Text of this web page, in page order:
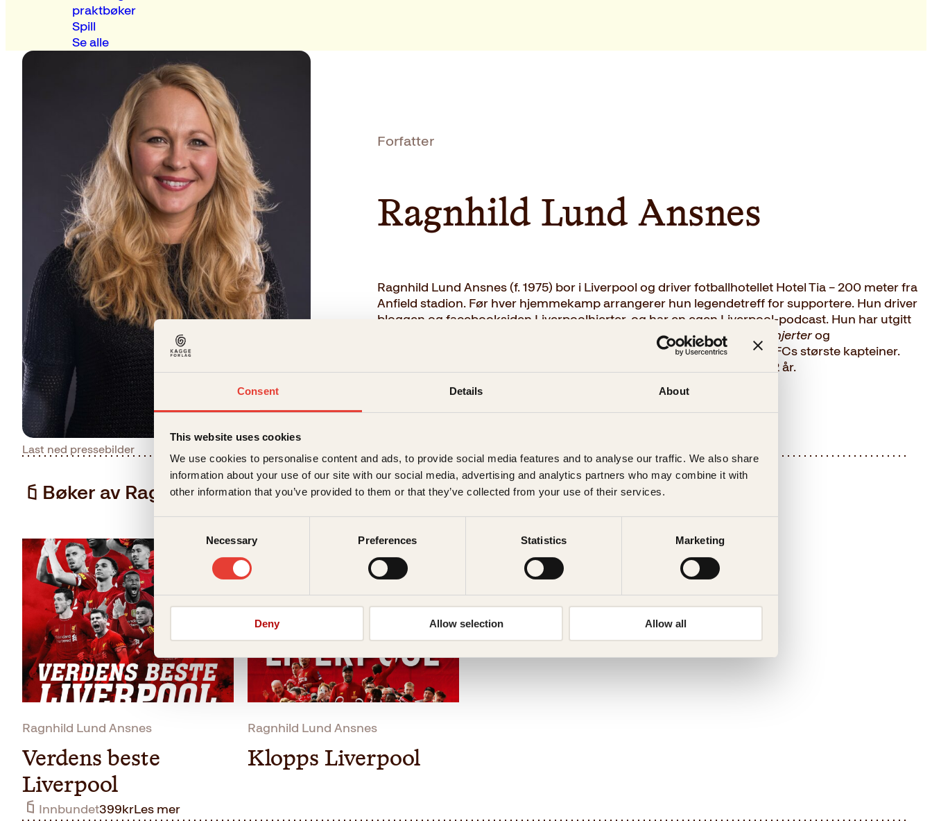
Consent Details About
This website uses cookies
We use cookies to personalise content and ads, to provide social media features and to analyse our traffic. We also share
information about your use of our site with our social media, advertising and analytics partners who may combine it with
other information that you’ve provided to them or that they’ve collected from your use of their services.
Selection
Necessary Preferences Statistics Marketing
Deny Allow selection Allow all
praktbøker
Spill
Se alle
Last ned pressebilder
Forfatter
Ragnhild Lund Ansnes
Ragnhild Lund Ansnes (f. 1975) bor i Liverpool og driver fotballhotellet Hotel Tia – 200 meter fra
Anfield stadion. Før hver hjemmekamp arrangerer hun legendetreff for supportere. Hun driver
bloggen og facebooksiden Liverpoolhjerter, og har en egen Liverpool-podcast. Hun har utgitt
flere bøker, deriblant to offisielle klubbøker for Liverpool FC,Liverpoolhjerterog
, der hun møtte alle LFCs største kapteiner.
er hennes første bok for supporterne fra 9–12 år.
Bøker av Ragnhild Lund Ansnes
Ragnhild Lund Ansnes
Verdens beste
Liverpool
Innbundet399krLes mer
Ragnhild Lund Ansnes
Klopps Liverpool